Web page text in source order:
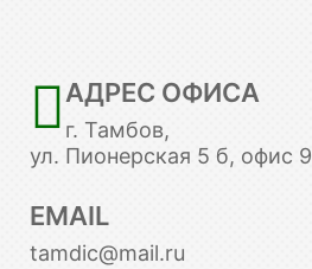
АДРЕС ОФИСА
г. Тамбов,
ул. Пионерская 5 б, офис 9
EMAIL
tamdic@mail.ru